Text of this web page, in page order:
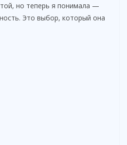
но теперь я понимала —
Это выбор, который она